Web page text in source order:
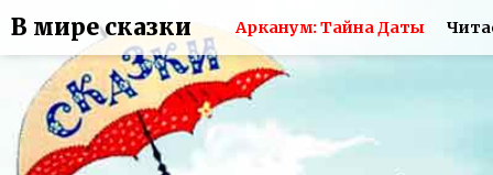
В мире сказки Арканум: Тайна Даты